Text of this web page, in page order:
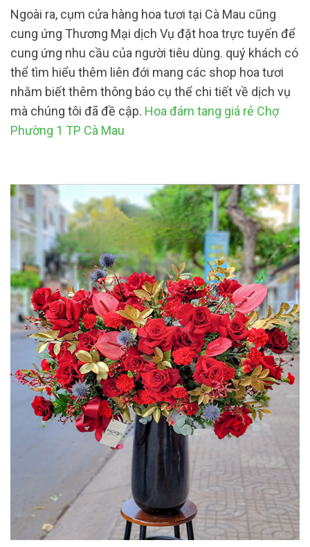
Ngoài ra, cụm cửa hàng hoa tươi tại Cà Mau cũng
cung ứng Thương Mại dịch Vụ đặt hoa trực tuyến để
cung ứng nhu cầu của người tiêu dùng. quý khách có
thể tìm hiểu thêm liên đới mang các shop hoa tươi
nhằm biết thêm thông báo cụ thể chi tiết về dịch vụ
mà chúng tôi đã đề cập. Hoa đám tang giá rẻ Chợ
Phường 1 TP Cà Mau